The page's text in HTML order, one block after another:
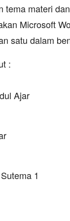
tema materi
Microsoft
satu dalam
:
Ajar
1